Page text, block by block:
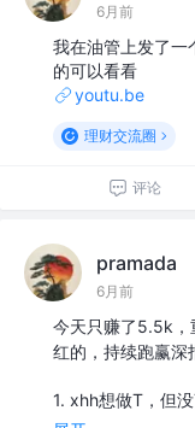
6月前
我在油管上发了一
的可以看看
youtu.be
理财交流圈
评论
pramada
6月前
今天只赚了5.5k，
红的，持续跑赢深
1. xhh想做T，但